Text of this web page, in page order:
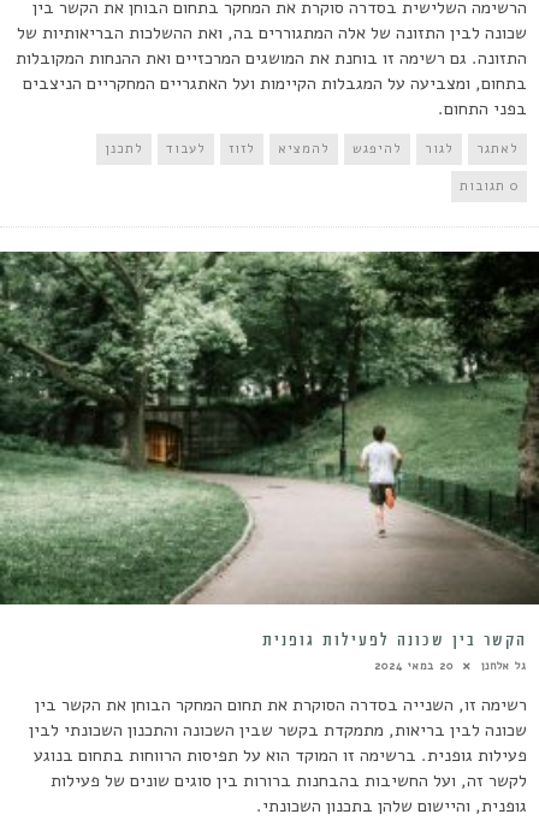
הרשימה השלישית בסדרה סוקרת את המחקר בתחום הבוחן את הקשר בין
שכונה לבין התזונה של אלה המתגוררים בה, ואת ההשלכות הבריאותיות של
התזונה. גם רשימה זו בוחנת את המושגים המרכזיים ואת ההנחות המקובלות
בתחום, ומצביעה על המגבלות הקיימות ועל האתגריים המחקריים הניצבים
בפני התחום.
לאתגר לגור להיפגש להמציא לזוז לעבוד לתכנן
0 תגובות
הקשר בין שכונה לפעילות גופנית
גל אלחנן 20 במאי 2024
רשימה זו, השנייה בסדרה הסוקרת את תחום המחקר הבוחן את הקשר בין
שכונה לבין בריאות, מתמקדת בקשר שבין השכונה והתכנון השכונתי לבין
פעילות גופנית. ברשימה זו המוקד הוא על תפיסות הרווחות בתחום בנוגע
לקשר זה, ועל החשיבות בהבחנות ברורות בין סוגים שונים של פעילות
גופנית, והיישום שלהן בתכנון השכונתי.